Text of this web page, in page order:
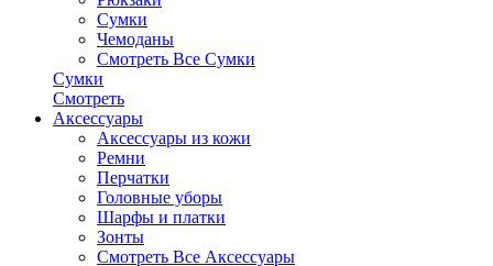
Сумки
Чемоданы
Смотреть Все Сумки
Сумки
Смотреть
Аксессуары
Аксессуары из кожи
Ремни
Перчатки
Головные уборы
Шарфы и платки
Зонты
Смотреть Все Аксессуары